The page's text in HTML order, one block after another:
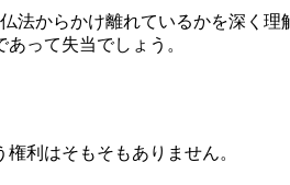
法からかけ離れているかを深く理
って失当でしょう。
利はそもそもありません。